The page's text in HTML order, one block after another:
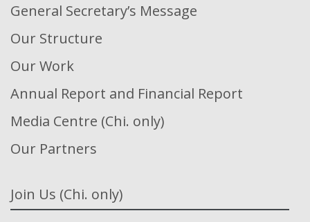
General Secretary’s Message
Our Structure
Our Work
Annual Report and Financial Report
Media Centre (Chi. only)
Our Partners
Join Us (Chi. only)